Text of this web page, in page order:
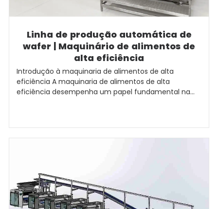
Linha de produção automática de
wafer | Maquinário de alimentos de
alta eficiência
Introdução à maquinaria de alimentos de alta
eficiência A maquinaria de alimentos de alta
eficiência desempenha um papel fundamental na...